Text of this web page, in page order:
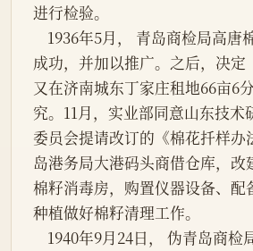
进行检验。
成功，并加以推广。之后，决定
又在济南城东丁家庄租地66亩6
究。11月，实业部同意山东技术
委员会提请改订的《棉花扦样办
岛港务局大港码头商借仓库，改
棉籽消毒房，购置仪器设备、配
种植做好棉籽清理工作。